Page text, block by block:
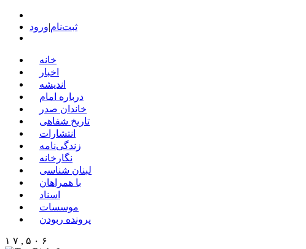
ثبت‌نام|ورود
خانه
اخبار
اندیشه
درباره امام
خاندان صدر
تاریخ شفاهی
انتشارات
زندگی‌نامه
نگارخانه
لبنان شناسی
با همراهان
اسناد
موسسات
پرونده ربودن
۱ ۷ , ۵ ۰ ۶